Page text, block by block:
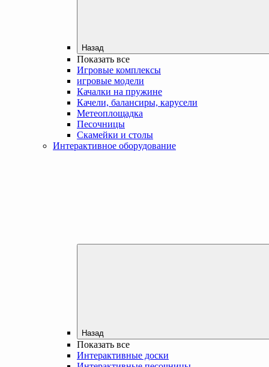
Назад
Показать все
Игровые комплексы
игровые модели
Качалки на пружине
Качели, балансиры, карусели
Метеоплощадка
Песочницы
Скамейки и столы
Интерактивное оборудование
Назад
Показать все
Интерактивные доски